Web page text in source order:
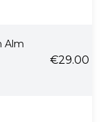
Alm
€29.00